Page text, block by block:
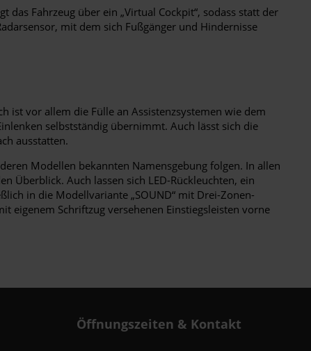
Fahrzeug über ein „Virtual Cockpit“, sodass statt der
mit dem sich Fußgänger und Hindernisse
ist vor allem die Fülle an Assistenzsystemen wie dem
selbstständig übernimmt. Auch lässt sich die
ausstatten.
Modellen bekannten Namensgebung folgen. In allen
Überblick. Auch lassen sich LED-Rückleuchten, ein
in die Modellvariante „SOUND“ mit Drei-Zonen-
eigenem Schriftzug versehenen Einstiegsleisten vorne
Öffnungszeiten & Kontakt